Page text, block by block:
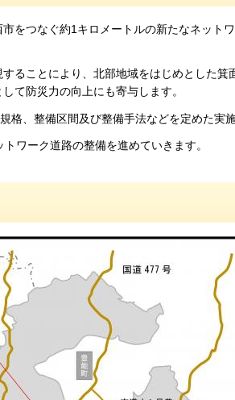
をつなぐ約1キロメートルの新たなネット
ることにより、北部地域をはじめとした
て防災力の向上にも寄与します。
格、整備区間及び整備手法などを定めた実
ワーク道路の整備を進めていきます。